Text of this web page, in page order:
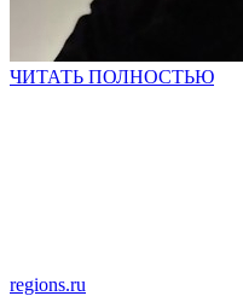
ЧИТАТЬ ПОЛНОСТЬЮ
regions.ru